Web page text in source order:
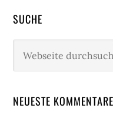
SUCHE
durchsuchen
NEUESTE KOMMENTARE